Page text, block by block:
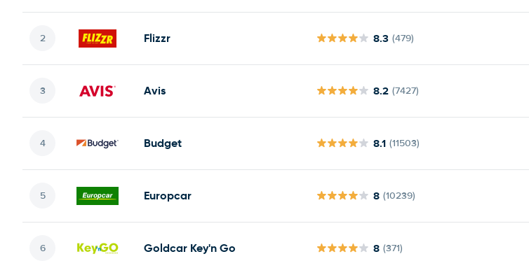
Flizzr 8.3 (479)
Avis 8.2 (7427)
Budget 8.1 (11503)
Europcar 8 (10239)
Goldcar Key'n Go 8 (371)